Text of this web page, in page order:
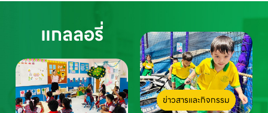
แกลลอรี่
ข่าวสารและกิจกรรม